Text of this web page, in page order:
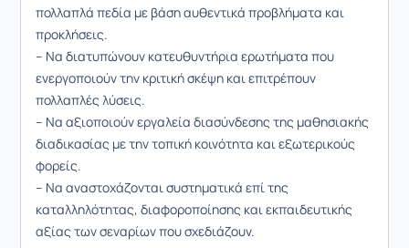
πολλαπλά πεδία με βάση αυθεντικά προβλήματα και
προκλήσεις.
– Να διατυπώνουν κατευθυντήρια ερωτήματα που
ενεργοποιούν την κριτική σκέψη και επιτρέπουν
πολλαπλές λύσεις.
– Να αξιοποιούν εργαλεία διασύνδεσης της μαθησιακής
διαδικασίας με την τοπική κοινότητα και εξωτερικούς
φορείς.
– Να αναστοχάζονται συστηματικά επί της
καταλληλότητας, διαφοροποίησης και εκπαιδευτικής
αξίας των σεναρίων που σχεδιάζουν.